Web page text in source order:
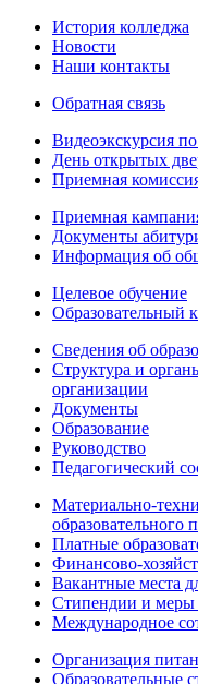
История колледжа
Новости
Наши контакты
Обратная связь
Видеоэкскурсия
День открытых
Приемная
Приемная
Дoкументы
Информация об
Целевое обучение
Образовательный
Сведения об
Структура и
организации
Документы
Образование
Руководство
Педагогический
Материально-
образовательного
Платные
Финансово-
Вакантные места
Стипендии и меры
Международное
Организация
Образовательные